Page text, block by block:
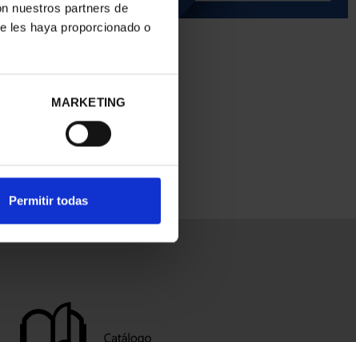
nuestros partners de
les haya proporcionado o
MARKETING
Permitir todas